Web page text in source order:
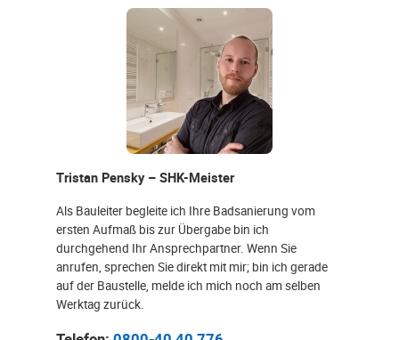
Tristan Pensky – SHK-Meister
Als Bauleiter begleite ich Ihre Badsanierung vom
ersten Aufmaß bis zur Übergabe bin ich
durchgehend Ihr Ansprechpartner. Wenn Sie
anrufen, sprechen Sie direkt mit mir; bin ich gerade
auf der Baustelle, melde ich mich noch am selben
Werktag zurück.